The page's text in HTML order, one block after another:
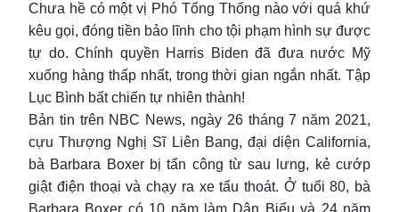
Chưa hề có một vị Phó Tổng Thống nào với quá khứ
kêu gọi, đóng tiền bảo lĩnh cho tội phạm hình sự được
tự do. Chính quyền Harris Biden đã đưa nước Mỹ
xuống hàng thấp nhất, trong thời gian ngắn nhất. Tập
Lục Bình bất chiến tự nhiên thành!
Bản tin trên NBC News, ngày 26 tháng 7 năm 2021,
cựu Thượng Nghị Sĩ Liên Bang, đại diện California,
bà Barbara Boxer bị tấn công từ sau lưng, kẻ cướp
giật điện thoại và chạy ra xe tẩu thoát. Ở tuổi 80, bà
Barbara Boxer có 10 năm làm Dân Biểu và 24 năm